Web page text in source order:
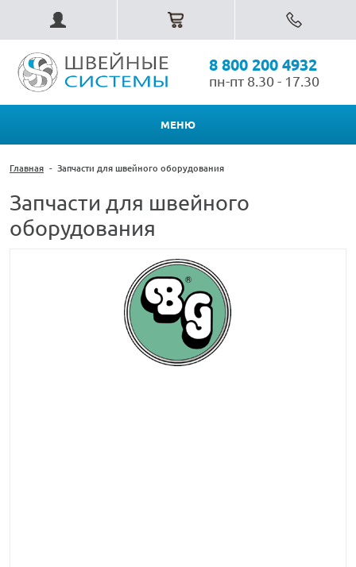
8 800 200 4932
пн-пт 8.30 - 17.30
МЕНЮ
Главная - Запчасти для швейного оборудования
Запчасти для швейного
оборудования